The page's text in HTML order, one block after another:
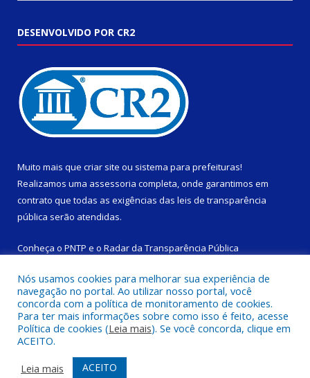
DESENVOLVIDO POR CR2
Muito mais que criar site ou sistema para prefeituras!
Realizamos uma assessoria completa, onde garantimos em
contrato que todas as exigências das leis de transparência
pública serão atendidas.
Conheça o PNTP e o Radar da Transparência Pública
Todos os direitos reservados a Câmara Municipal de São
Domingos do Capim.
Mapa do Site
Acessar Área Administrativa
Nós usamos cookies para melhorar sua experiência de
navegação no portal. Ao utilizar nosso portal, você
concorda com a política de monitoramento de cookies.
Para ter mais informações sobre como isso é feito, acesse
Política de cookies (Leia mais). Se você concorda, clique em
ACEITO.
Leia mais
ACEITO